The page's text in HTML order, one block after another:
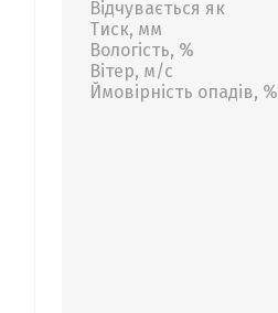
Відчувається як
Тиск, мм
Вологість, %
Вітер, м/с
Ймовірність опадів, %